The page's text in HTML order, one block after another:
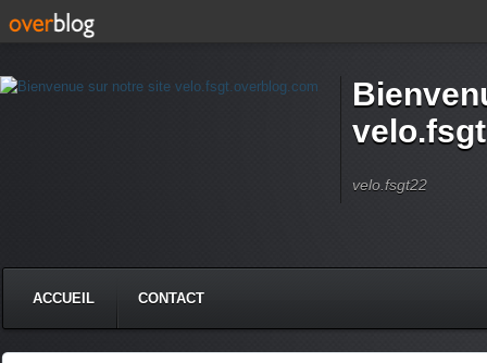
velo.fsgt22
ACCUEIL CONTACT